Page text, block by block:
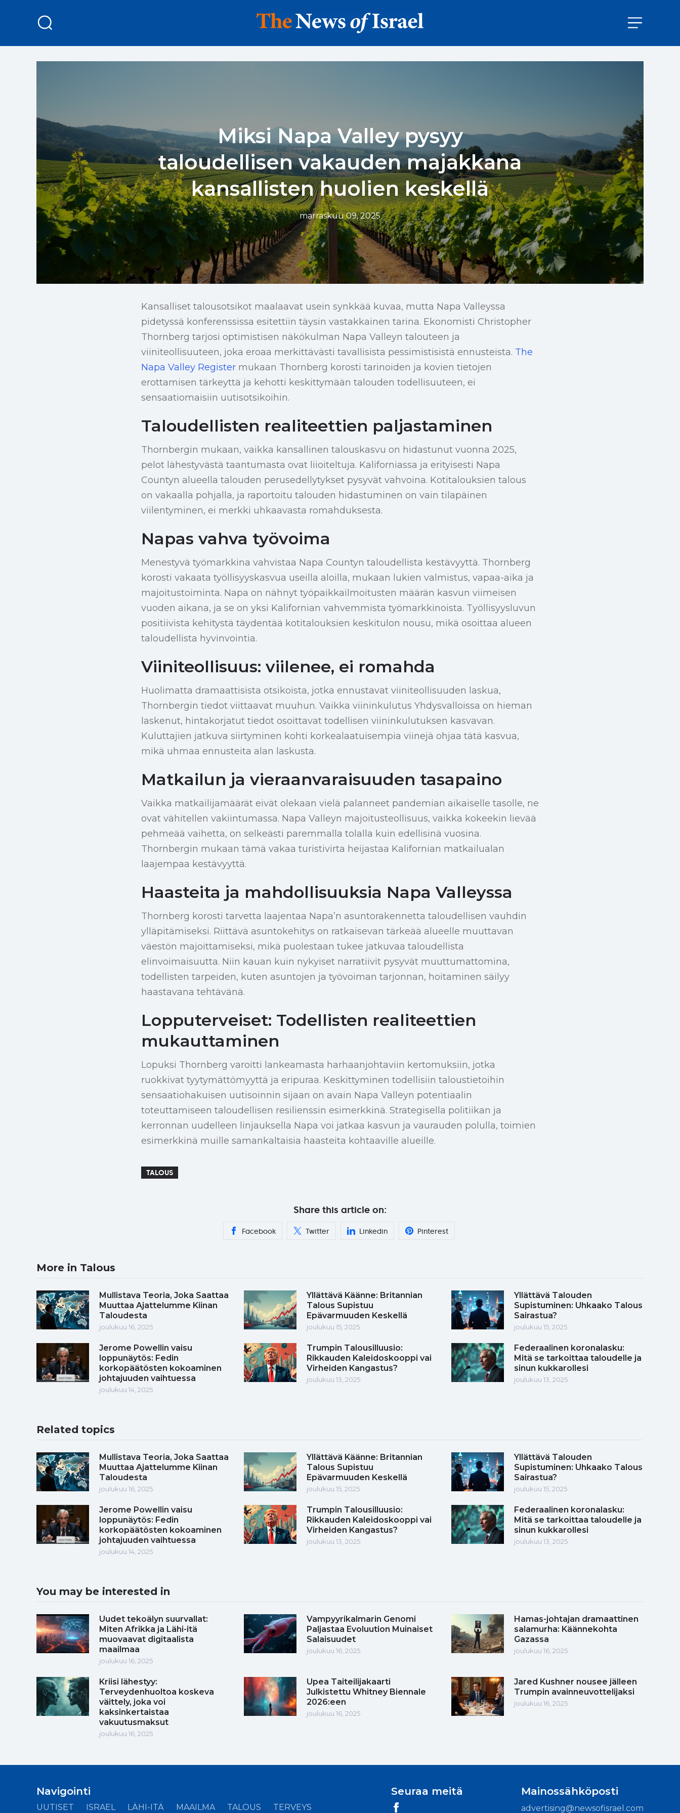
Miksi Napa Valley pysyy
taloudellisen vakauden majakkana
kansallisten huolien keskellä
marraskuu 09, 2025
Kansalliset talousotsikot maalaavat usein synkkää kuvaa, mutta Napa Valleyssa
pidetyssä konferenssissa esitettiin täysin vastakkainen tarina. Ekonomisti Christopher
Thornberg tarjosi optimistisen näkökulman Napa Valleyn talouteen ja
viiniteollisuuteen, joka eroaa merkittävästi tavallisista pessimistisistä ennusteista. The
Napa Valley Register mukaan Thornberg korosti tarinoiden ja kovien tietojen
erottamisen tärkeyttä ja kehotti keskittymään talouden todellisuuteen, ei
sensaatiomaisiin uutisotsikoihin.
Taloudellisten realiteettien paljastaminen
Thornbergin mukaan, vaikka kansallinen talouskasvu on hidastunut vuonna 2025,
pelot lähestyvästä taantumasta ovat liioiteltuja. Kaliforniassa ja erityisesti Napa
Countyn alueella talouden perusedellytykset pysyvät vahvoina. Kotitalouksien talous
on vakaalla pohjalla, ja raportoitu talouden hidastuminen on vain tilapäinen
viilentyminen, ei merkki uhkaavasta romahduksesta.
Napas vahva työvoima
Menestyvä työmarkkina vahvistaa Napa Countyn taloudellista kestävyyttä. Thornberg
korosti vakaata työllisyyskasvua useilla aloilla, mukaan lukien valmistus, vapaa-aika ja
majoitustoiminta. Napa on nähnyt työpaikkailmoitusten määrän kasvun viimeisen
vuoden aikana, ja se on yksi Kalifornian vahvemmista työmarkkinoista. Työllisyysluvun
positiivista kehitystä täydentää kotitalouksien keskitulon nousu, mikä osoittaa alueen
taloudellista hyvinvointia.
Viiniteollisuus: viilenee, ei romahda
Huolimatta dramaattisista otsikoista, jotka ennustavat viiniteollisuuden laskua,
Thornbergin tiedot viittaavat muuhun. Vaikka viininkulutus Yhdysvalloissa on hieman
laskenut, hintakorjatut tiedot osoittavat todellisen viininkulutuksen kasvavan.
Kuluttajien jatkuva siirtyminen kohti korkealaatuisempia viinejä ohjaa tätä kasvua,
mikä uhmaa ennusteita alan laskusta.
Matkailun ja vieraanvaraisuuden tasapaino
Vaikka matkailijamäärät eivät olekaan vielä palanneet pandemian aikaiselle tasolle, ne
ovat vähitellen vakiintumassa. Napa Valleyn majoitusteollisuus, vaikka kokeekin lievää
pehmeää vaihetta, on selkeästi paremmalla tolalla kuin edellisinä vuosina.
Thornbergin mukaan tämä vakaa turistivirta heijastaa Kalifornian matkailualan
laajempaa kestävyyttä.
Haasteita ja mahdollisuuksia Napa Valleyssa
Thornberg korosti tarvetta laajentaa Napa’n asuntorakennetta taloudellisen vauhdin
ylläpitämiseksi. Riittävä asuntokehitys on ratkaisevan tärkeää alueelle muuttavan
väestön majoittamiseksi, mikä puolestaan tukee jatkuvaa taloudellista
elinvoimaisuutta. Niin kauan kuin nykyiset narratiivit pysyvät muuttumattomina,
todellisten tarpeiden, kuten asuntojen ja työvoiman tarjonnan, hoitaminen säilyy
haastavana tehtävänä.
Lopputerveiset: Todellisten realiteettien
mukauttaminen
Lopuksi Thornberg varoitti lankeamasta harhaanjohtaviin kertomuksiin, jotka
ruokkivat tyytymättömyyttä ja eripuraa. Keskittyminen todellisiin taloustietoihin
sensaatiohakuisen uutisoinnin sijaan on avain Napa Valleyn potentiaalin
toteuttamiseen taloudellisen resilienssin esimerkkinä. Strategisella politiikan ja
kerronnan uudelleen linjauksella Napa voi jatkaa kasvun ja vaurauden polulla, toimien
esimerkkinä muille samankaltaisia haasteita kohtaaville alueille.
TALOUS
Share this article on:
Facebook Twitter Linkedin Pinterest
More in Talous
Mullistava Teoria, Joka Saattaa
Muuttaa Ajattelumme Kiinan
Taloudesta
joulukuu 16, 2025
Yllättävä Käänne: Britannian
Talous Supistuu
Epävarmuuden Keskellä
joulukuu 15, 2025
Yllättävä Talouden
Supistuminen: Uhkaako Talous
Sairastua?
joulukuu 15, 2025
Jerome Powellin vaisu
loppunäytös: Fedin
korkopäätösten kokoaminen
johtajuuden vaihtuessa
joulukuu 14, 2025
Trumpin Talousilluusio:
Rikkauden Kaleidoskooppi vai
Virheiden Kangastus?
joulukuu 13, 2025
Federaalinen koronalasku:
Mitä se tarkoittaa taloudelle ja
sinun kukkarollesi
joulukuu 13, 2025
Related topics
Mullistava Teoria, Joka Saattaa
Muuttaa Ajattelumme Kiinan
Taloudesta
joulukuu 16, 2025
Yllättävä Käänne: Britannian
Talous Supistuu
Epävarmuuden Keskellä
joulukuu 15, 2025
Yllättävä Talouden
Supistuminen: Uhkaako Talous
Sairastua?
joulukuu 15, 2025
Jerome Powellin vaisu
loppunäytös: Fedin
korkopäätösten kokoaminen
johtajuuden vaihtuessa
joulukuu 14, 2025
Trumpin Talousilluusio:
Rikkauden Kaleidoskooppi vai
Virheiden Kangastus?
joulukuu 13, 2025
Federaalinen koronalasku:
Mitä se tarkoittaa taloudelle ja
sinun kukkarollesi
joulukuu 13, 2025
You may be interested in
Uudet tekoälyn suurvallat:
Miten Afrikka ja Lähi-itä
muovaavat digitaalista
maailmaa
joulukuu 16, 2025
Vampyyrikalmarin Genomi
Paljastaa Evoluution Muinaiset
Salaisuudet
joulukuu 16, 2025
Hamas-johtajan dramaattinen
salamurha: Käännekohta
Gazassa
joulukuu 16, 2025
Kriisi lähestyy:
Terveydenhuoltoa koskeva
väittely, joka voi
kaksinkertaistaa
vakuutusmaksut
joulukuu 16, 2025
Upea Taiteilijakaarti
Julkistettu Whitney Biennale
2026:een
joulukuu 16, 2025
Jared Kushner nousee jälleen
Trumpin avainneuvottelijaksi
joulukuu 16, 2025
Navigointi
UUTISET ISRAEL LÄHI-ITÄ MAAILMA TALOUS TERVEYS
Seuraa meitä Mainossähköposti
advertising@newsofisrael.com